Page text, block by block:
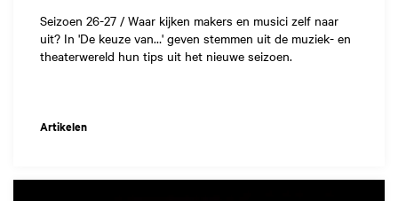
Seizoen 26-27 / Waar kijken makers en musici zelf naar
uit? In 'De keuze van…' geven stemmen uit de muziek- en
theaterwereld hun tips uit het nieuwe seizoen.
Artikelen